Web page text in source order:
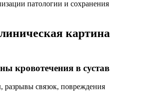
патологии и сохранения
картина
кровотечения в сустав
связок, повреждения